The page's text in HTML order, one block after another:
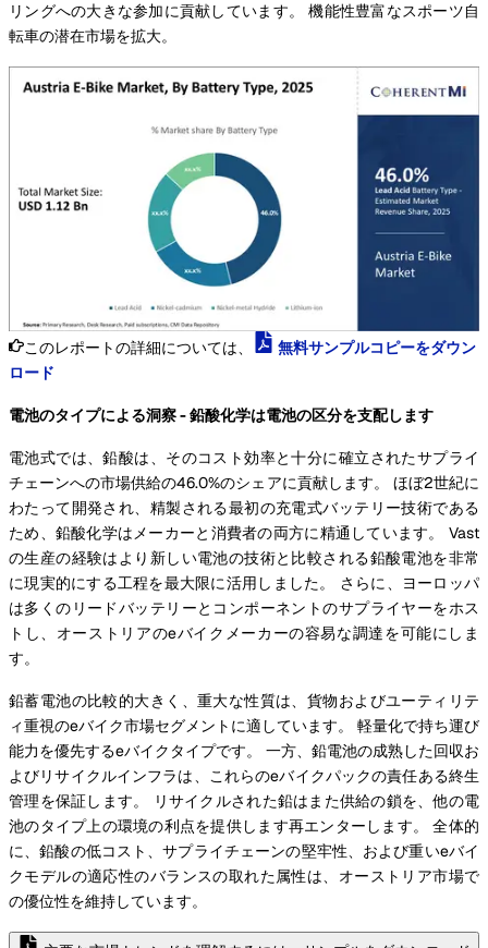
リングへの大きな参加に貢献しています。 機能性豊富なスポーツ自
転車の潜在市場を拡大。
このレポートの詳細については、
無料サンプルコピーをダウン
ロード
電池のタイプによる洞察 - 鉛酸化学は電池の区分を支配します
電池式では、鉛酸は、そのコスト効率と十分に確立されたサプライ
チェーンへの市場供給の46.0%のシェアに貢献します。 ほぼ2世紀に
わたって開発され、精製される最初の充電式バッテリー技術である
ため、鉛酸化学はメーカーと消費者の両方に精通しています。 Vast
の生産の経験はより新しい電池の技術と比較される鉛酸電池を非常
に現実的にする工程を最大限に活用しました。 さらに、ヨーロッパ
は多くのリードバッテリーとコンポーネントのサプライヤーをホス
トし、オーストリアのeバイクメーカーの容易な調達を可能にしま
す。
鉛蓄電池の比較的大きく、重大な性質は、貨物およびユーティリテ
ィ重視のeバイク市場セグメントに適しています。 軽量化で持ち運び
能力を優先するeバイクタイプです。 一方、鉛電池の成熟した回収お
よびリサイクルインフラは、これらのeバイクパックの責任ある終生
管理を保証します。 リサイクルされた鉛はまた供給の鎖を、他の電
池のタイプ上の環境の利点を提供します再エンターします。 全体的
に、鉛酸の低コスト、サプライチェーンの堅牢性、および重いeバイ
クモデルの適応性のバランスの取れた属性は、オーストリア市場で
の優位性を維持しています。